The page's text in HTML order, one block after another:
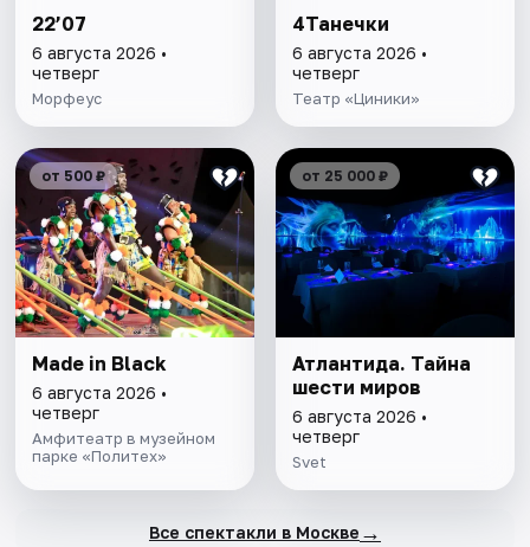
22’07
6 августа 2026 •
четверг
Морфеус
4Танечки
6 августа 2026 •
четверг
Театр «Циники»
от 500 ₽
Made in Black
6 августа 2026 •
четверг
Амфитеатр в музейном
парке «Политех»
от 25 000 ₽
Атлантида. Тайна
шести миров
6 августа 2026 •
четверг
Svet
Все спектакли в Москве →